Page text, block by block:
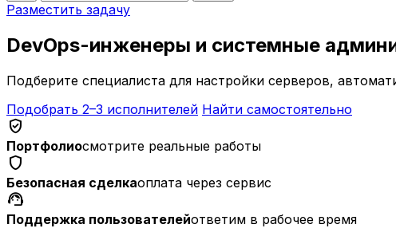
Разместить задачу
DevOps-инженеры и системные
Подберите специалиста для настройки серверов,
Подобрать 2–3 исполнителей Найти самостоятельно
verified_user
Портфолиосмотрите реальные работы
shield
Безопасная сделкаоплата через сервис
support_agent
Поддержка пользователейответим в рабочее время